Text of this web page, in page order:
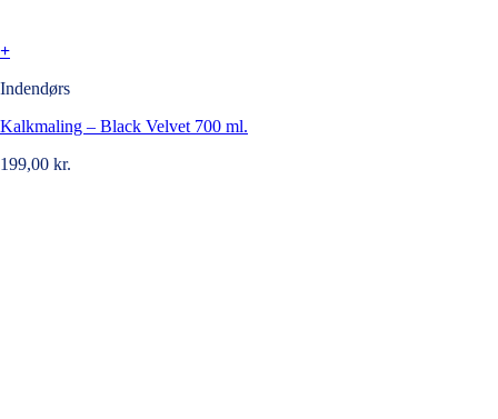
+
Indendørs
Kalkmaling – Black Velvet 700 ml.
199,00 kr.